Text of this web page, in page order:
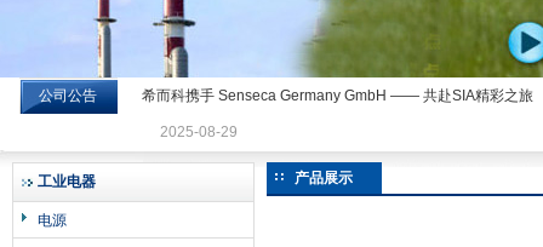
希而科工业控制设备有限公司
公司公告 希而科携手 Senseca Germany GmbH —— 共赴SIA精彩之旅
2025-08-29
工业电器
电源
产品展示